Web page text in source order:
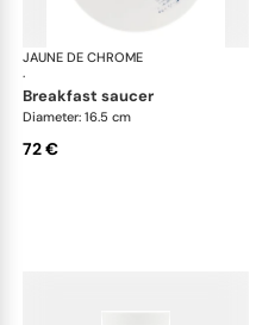
JAUNE DE CHROME
·
breakfast saucer
Diameter: 16.5 cm
72 €